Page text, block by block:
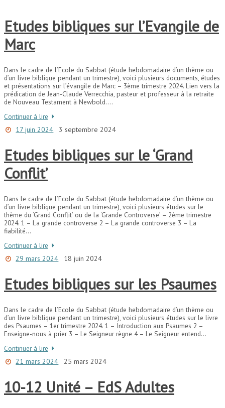
Etudes bibliques sur l’Evangile de
Marc
Dans le cadre de l’Ecole du Sabbat (étude hebdomadaire d’un thème ou
d’un livre biblique pendant un trimestre), voici plusieurs documents, études
et présentations sur l’évangile de Marc – 3ème trimestre 2024. Lien vers la
prédication de Jean-Claude Verrecchia, pasteur et professeur à la retraite
de Nouveau Testament à Newbold….
Continuer à lire
17 juin 2024
3 septembre 2024
Etudes bibliques sur le ‘Grand
Conflit’
Dans le cadre de l’Ecole du Sabbat (étude hebdomadaire d’un thème ou
d’un livre biblique pendant un trimestre), voici plusieurs études sur le
thème du ‘Grand Conflit’ ou de la ‘Grande Controverse’ – 2ème trimestre
2024. 1 – La grande controverse 2 – La grande controverse 3 – La
fiabilité…
Continuer à lire
29 mars 2024
18 juin 2024
Etudes bibliques sur les Psaumes
Dans le cadre de l’Ecole du Sabbat (étude hebdomadaire d’un thème ou
d’un livre biblique pendant un trimestre), voici plusieurs études sur le livre
des Psaumes – 1er trimestre 2024. 1 – Introduction aux Psaumes 2 –
Enseigne-nous à prier 3 – Le Seigneur règne 4 – Le Seigneur entend…
Continuer à lire
21 mars 2024
25 mars 2024
10-12 Unité – EdS Adultes